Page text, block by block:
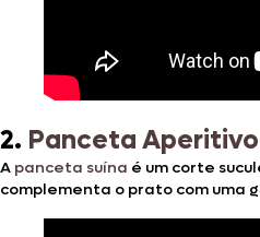
2. Panceta
A panceta suína é um corte
complementa o prato com uma